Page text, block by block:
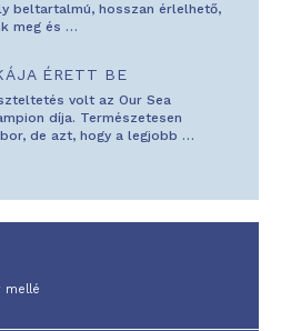
beltartalmú, hosszan érlelhető,
meg és …
ÉRETT BE
volt az Our Sea
díja. Természetesen
de azt, hogy a legjobb …
mellé